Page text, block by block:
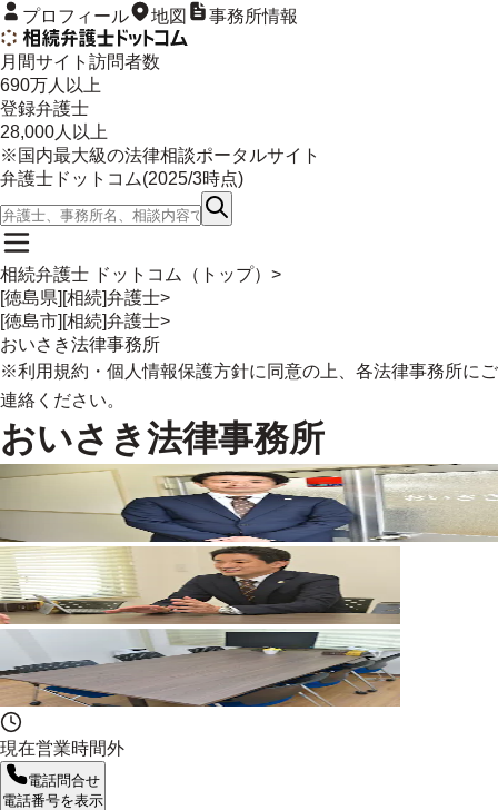
プロフィール 地図 事務所情報
月間サイト訪問者数
690万人以上
登録弁護士
28,000人以上
※国内最大級の法律相談ポータルサイト
弁護士ドットコム(2025/3時点)
相続弁護士 ドットコム（トップ） >
[徳島県][相続]弁護士>
[徳島市][相続]弁護士>
おいさき法律事務所
※利用規約 ・ 個人情報保護方針に同意の上、各法律事務所にご
連絡ください。
おいさき法律事務所
現在営業時間外
電話問合せ
電話番号を表示